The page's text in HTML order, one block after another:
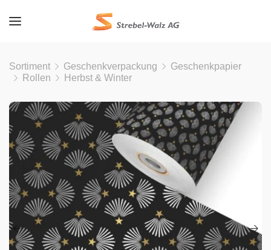
Sortiment Geschenkverpackung
Geschenkpapier
Rollen
Herbst & Winter